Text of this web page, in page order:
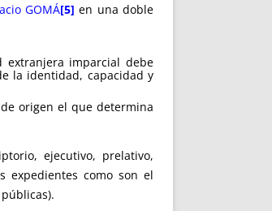
GOMÁ[5] en una doble
extranjera imparcial debe
la identidad, capacidad y
origen el que determina
ejecutivo, prelativo,
expedientes como son el